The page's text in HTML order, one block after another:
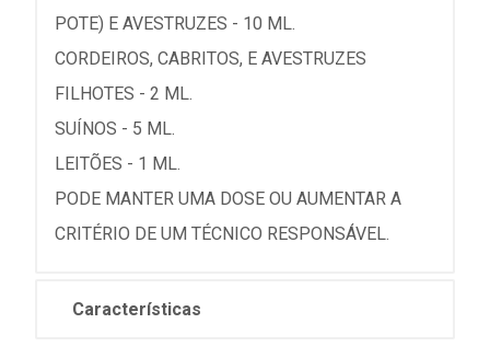
POTE) E AVESTRUZES - 10 ML.
CORDEIROS, CABRITOS, E AVESTRUZES
FILHOTES - 2 ML.
SUÍNOS - 5 ML.
LEITÕES - 1 ML.
PODE MANTER UMA DOSE OU AUMENTAR A
CRITÉRIO DE UM TÉCNICO RESPONSÁVEL.
Características